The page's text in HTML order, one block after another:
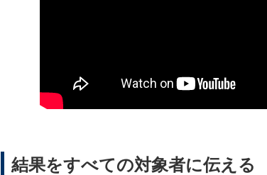
結果をすべての対象者に伝える